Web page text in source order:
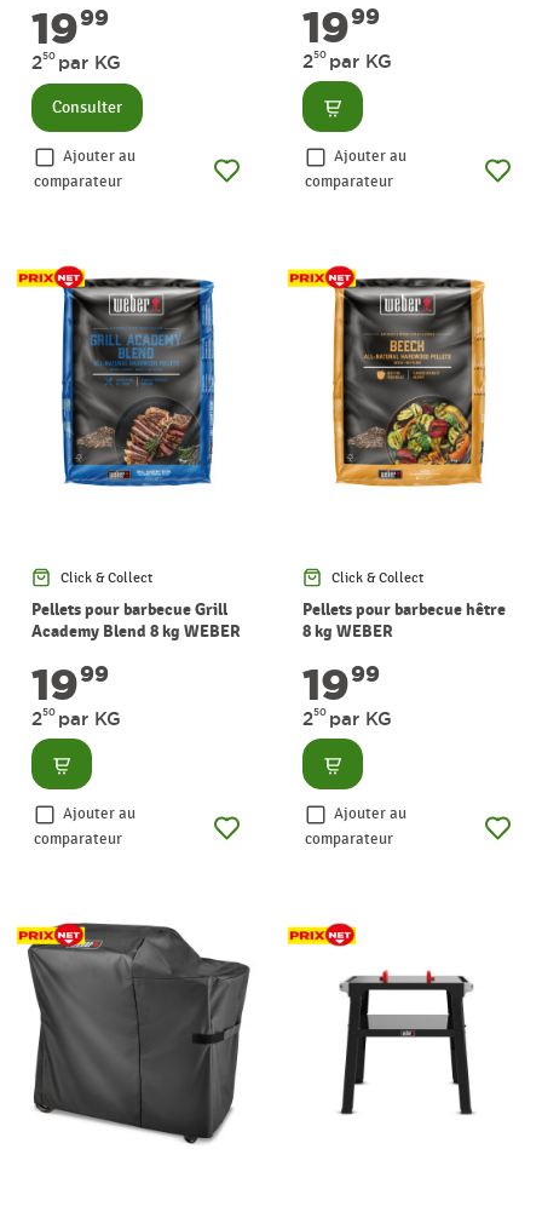
1999
250 par KG
Consulter
Ajouter au
comparateur
1999
250 par KG
Consulter
Ajouter au
comparateur
Click & Collect
Pellets pour barbecue Grill
Academy Blend 8 kg WEBER
1999
250 par KG
Consulter
Ajouter au
comparateur
Click & Collect
Pellets pour barbecue hêtre
8 kg WEBER
1999
250 par KG
Consulter
Ajouter au
comparateur